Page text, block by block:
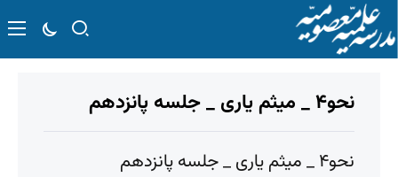
نحو۴ _ میثم یاری _ جلسه پانزدهم
نحو۴ _ میثم یاری _ جلسه پانزدهم